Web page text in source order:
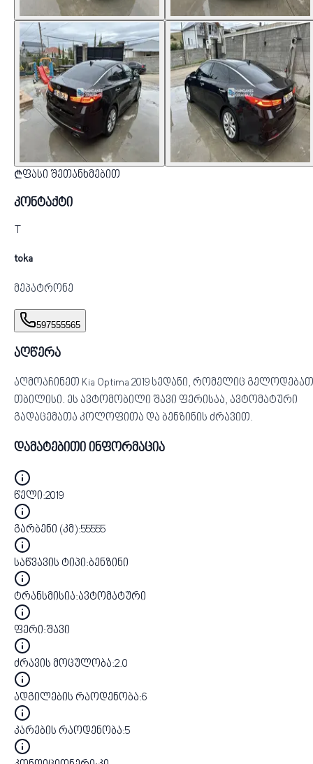
₾ფასი შეთანხმებით
კონტაქტი
T
toka
მეპატრონე
597555565
აღწერა
აღმოაჩინეთ Kia Optima 2019 სედანი, რომელიც გელოდებათ
თბილისი. ეს ავტომობილი შავი ფერისაა, ავტომატური
გადაცემათა კოლოფითა და ბენზინის ძრავით.
დამატებითი ინფორმაცია
წელი:2019
გარბენი (კმ):55555
საწვავის ტიპი:ბენზინი
ტრანსმისია:ავტომატური
ფერი:შავი
ძრავის მოცულობა:2.0
ადგილების რაოდენობა:6
კარების რაოდენობა:5